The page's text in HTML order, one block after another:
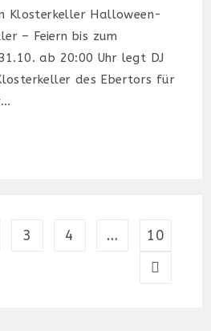
Klosterkeller Halloween-
– Feiern bis zum
ab 20:00 Uhr legt DJ
des Ebertors für
3 4 … 10